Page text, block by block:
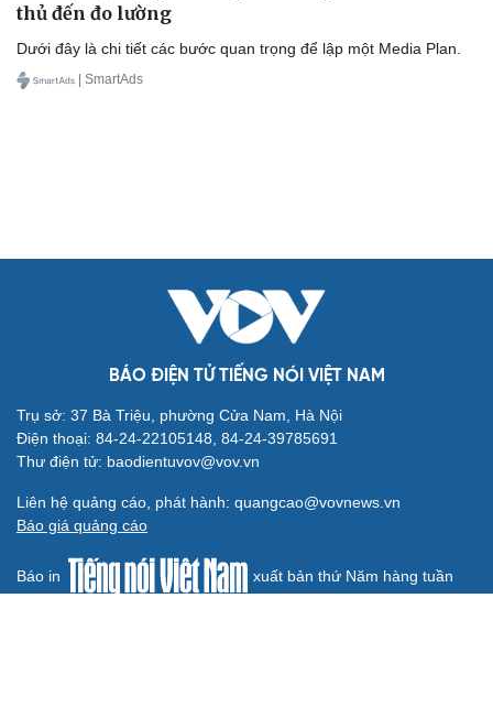
thủ đến đo lường
Dưới đây là chi tiết các bước quan trọng để lập một Media Plan.
| SmartAds
BÁO ĐIỆN TỬ TIẾNG NÓI VIỆT NAM
Trụ sở: 37 Bà Triệu, phường Cửa Nam, Hà Nội
Điện thoại: 84-24-22105148, 84-24-39785691
Thư điện tử: baodientuvov@vov.vn
Liên hệ quảng cáo, phát hành: quangcao@vovnews.vn
Báo giá quảng cáo
Báo in xuất bản thứ Năm hàng tuần